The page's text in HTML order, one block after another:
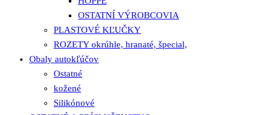
OSTATNÍ VÝROBCOVIA
PLASTOVÉ KĽUČKY
ROZETY okrúhle, hranaté, špecial,
Obaly autokľúčov
Ostatné
kožené
Silikónové